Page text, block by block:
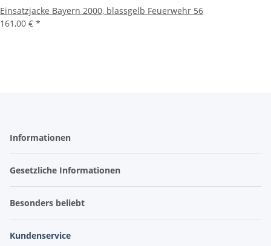
Einsatzjacke Bayern 2000, blassgelb Feuerwehr 56
161,00 € *
Informationen
Gesetzliche Informationen
Besonders beliebt
Kundenservice